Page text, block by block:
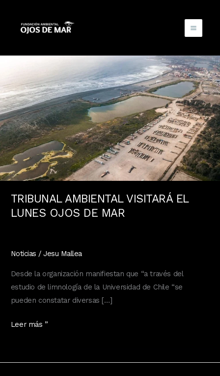
TRIBUNAL AMBIENTAL VISITARÁ EL
LUNES OJOS DE MAR
Noticias /Jesu Mallea
Desde la organización manifiestan que “a través del
estudio de limnología de la Universidad de Chile “se
pueden constatar diversas […]
TRIBUNAL
EL
Leer más ”